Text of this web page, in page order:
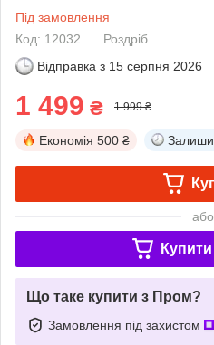
Під замовлення
Код: 12032
Роздріб
Відправка з 15 серпня 2026
1 499 ₴ 1 999 ₴
Економія 500 ₴
або
Купити
Що таке купити з Пром?
Замовлення під захистом